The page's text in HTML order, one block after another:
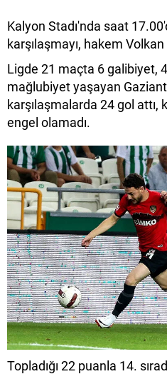
Kalyon Stadı'nda saat
karşılaşmayı, hakem
Ligde 21 maçta 6 galibiyet,
mağlubiyet yaşayan
karşılaşmalarda 24 gol attı,
engel olamadı.
Topladığı 22 puanla 14.